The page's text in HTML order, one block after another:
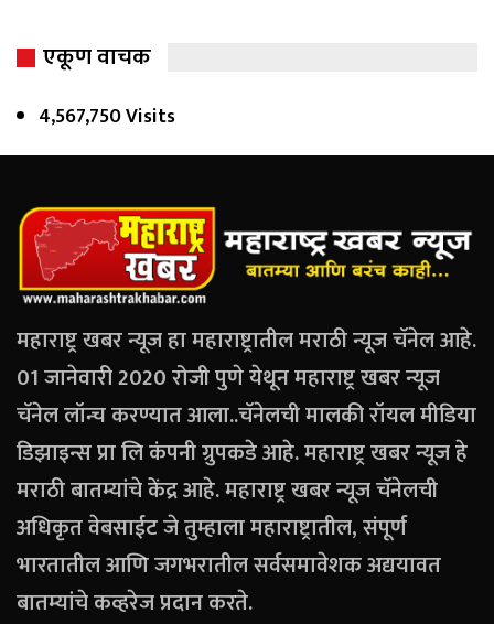
एकूण वाचक
4,567,750 Visits
महाराष्ट्र खबर न्यूज हा महाराष्ट्रातील मराठी न्यूज चॅनेल आहे.
01 जानेवारी 2020 रोजी पुणे येथून महाराष्ट्र खबर न्यूज
चॅनेल लॉन्च करण्यात आला..चॅनेलची मालकी रॉयल मीडिया
डिझाइन्स प्रा लि कंपनी ग्रुपकडे आहे. महाराष्ट्र खबर न्यूज हे
मराठी बातम्यांचे केंद्र आहे. महाराष्ट्र खबर न्यूज चॅनेलची
अधिकृत वेबसाईट जे तुम्हाला महाराष्ट्रातील, संपूर्ण
भारतातील आणि जगभरातील सर्वसमावेशक अद्ययावत
बातम्यांचे कव्हरेज प्रदान करते.